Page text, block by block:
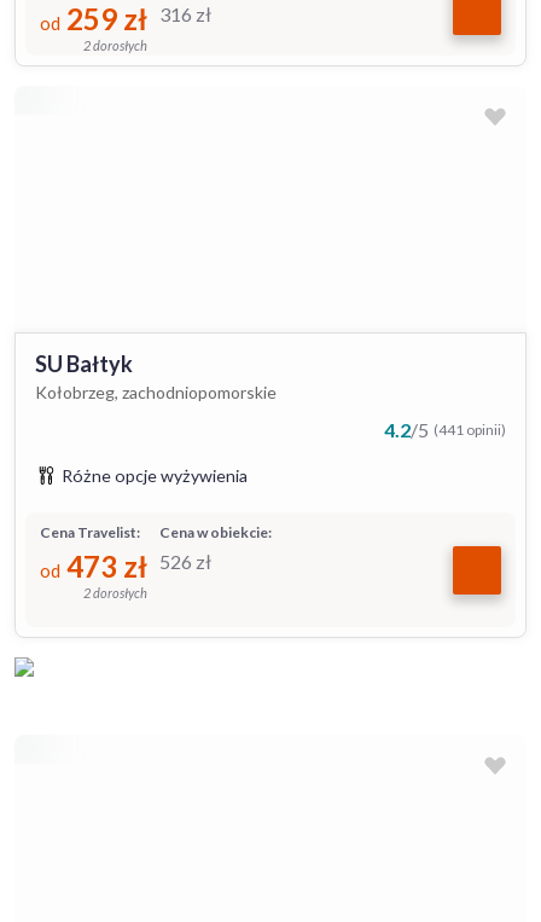
316 zł
od 259 zł
2 dorosłych
SU Bałtyk
Kołobrzeg, zachodniopomorskie
4.2/5 (441 opinii)
Różne opcje wyżywienia
Cena w obiekcie:
526 zł
Cena Travelist:
od 473 zł
2 dorosłych